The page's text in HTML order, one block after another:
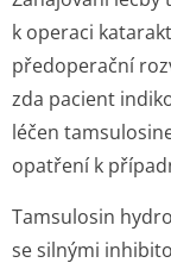
k operaci
předoperační
zda pacient
léčen
opatření k
Tamsulosin
se silnými